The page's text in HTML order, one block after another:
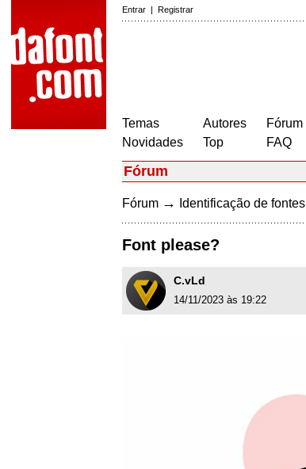
Entrar | Registrar
Temas
Novidades
Autores
Top
Fórum
FAQ
Fórum
Fórum → Identificação de fontes
Font please?
C.vLd
14/11/2023 às 19:22